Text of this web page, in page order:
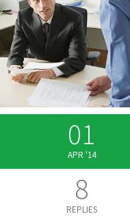
01
APR '14
8
REPLIES